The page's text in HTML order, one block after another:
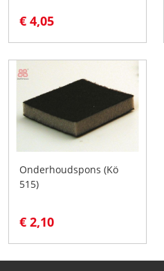
€ 4,05
Onderhoudspons (Kö
515)
€ 2,10